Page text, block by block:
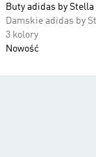
Buty adidas by Stella
Damskie adidas by
3 kolory
Nowość